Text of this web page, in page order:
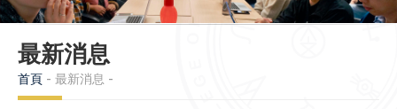
最新消息
首頁 最新消息